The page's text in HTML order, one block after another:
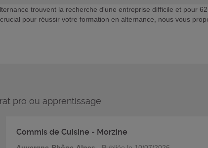
trouvent la recherche d'une entreprise difficile et pour
pour réussir votre formation en alternance, nous vous
pro ou apprentissage
Commis de Cuisine - Morzine